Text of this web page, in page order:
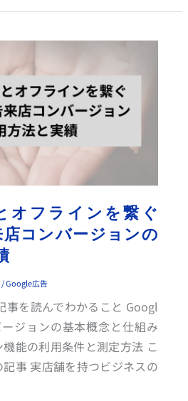
オフラインを繋ぐ
コンバージョンの
/Google広告
事を読んでわかること Googl
ジョンの基本概念と仕組み
能の利用条件と測定方法 こ
事 実店舗を持つビジネスの